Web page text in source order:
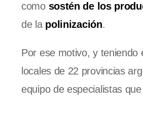
como sostén de los
de la polinización.
Por ese motivo, y teniendo
locales de 22 provincias
equipo de especialistas que